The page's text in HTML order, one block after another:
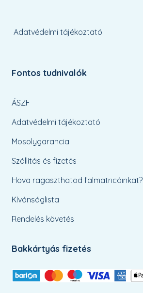
Adatvédelmi tájékoztató
Fontos tudnivalók
ÁSZF
Adatvédelmi tájékoztató
Mosolygarancia
Szállítás és fizetés
Hova ragaszthatod falmatricáinkat?
Kívánságlista
Rendelés követés
Bakkártyás fizetés